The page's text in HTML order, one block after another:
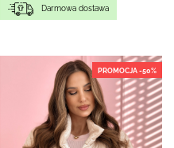
Darmowa dostawa
PROMOCJA -50%